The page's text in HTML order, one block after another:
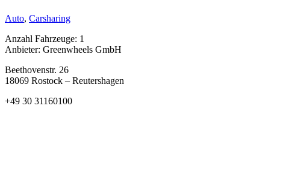
Auto, Carsharing
Anzahl Fahrzeuge: 1
Anbieter: Greenwheels GmbH
Beethovenstr. 26
18069 Rostock – Reutershagen
+49 30 31160100